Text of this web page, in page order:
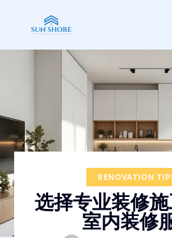
RENOVATION
选择专业装修
室内装修